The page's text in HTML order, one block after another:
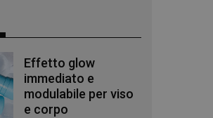
Effetto glow
immediato e
modulabile per viso
e corpo